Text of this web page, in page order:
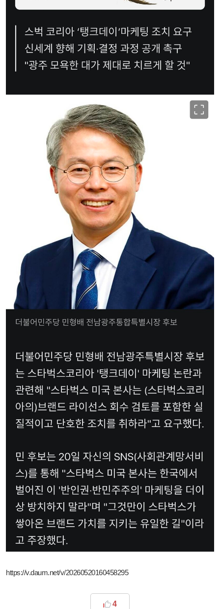
https://v.daum.net/v/20260520160458295
4